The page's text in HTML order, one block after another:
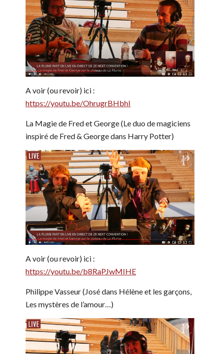
A voir (ou revoir) ici :
https://youtu.be/OhrugrBHbhI
La Magie de Fred et George (Le duo de magiciens
inspiré de Fred & George dans Harry Potter)
A voir (ou revoir) ici :
https://youtu.be/b8RaPJwMIHE
Philippe Vasseur (José dans Hélène et les garçons,
Les mystères de l’amour…)